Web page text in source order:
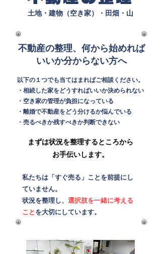
土地・建物（空き家）・田畑・山
不動産の整理、何から始めれば
いいか分からない方へ
以下の１つでも当てはまればご相談ください。
・相続した家をどうすればいいか決められない
・空き家の管理が負担になっている
・離婚で不動産をどう分けるか悩んでいる
​・売るべきか残すべきか判断できない
​まずは状況を整理するところから
お手伝いします。
私たちは「すぐ売る」ことを前提にし
ていません。
​状況を整理し、 選択肢を一緒に考える
こと を大切にしています。